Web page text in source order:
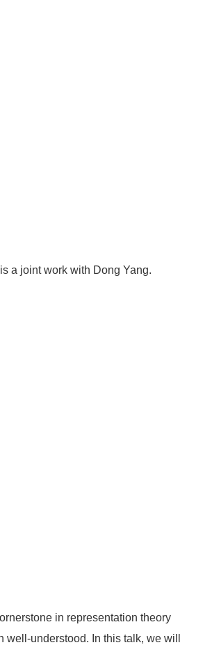
a joint work with Dong Yang.
in representation theory
understood. In this talk, we will